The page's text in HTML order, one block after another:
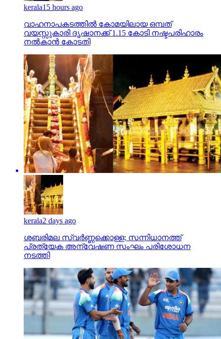
kerala15 hours ago
വാഹനാപകടത്തില്‍ കോമയിലായ ഒമ്പത്
വയസ്സുകാരി ദൃഷാനക്ക് 1.15 കോടി നഷ്ടപരിഹാരം
നല്‍കാന്‍ കോടതി
kerala2 days ago
ശബരിമല സ്വര്‍ണ്ണക്കൊള്ള; സന്നിധാനത്ത്
പ്രത്യേക അന്വേഷണ സംഘം പരിശോധന
നടത്തി